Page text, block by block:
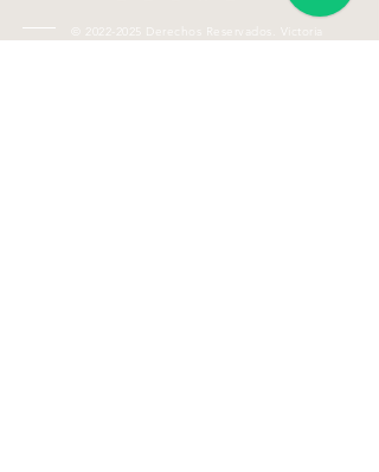
2022-2025
Derechos Reservados. Victoria